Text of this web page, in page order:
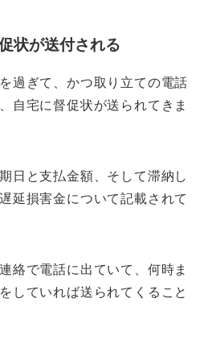
状が送付される
過ぎて、かつ取り立ての電話
自宅に督促状が送られてきま
日と支払金額、そして滞納し
延損害金について記載されて
絡で電話に出ていて、何時ま
していれば送られてくること